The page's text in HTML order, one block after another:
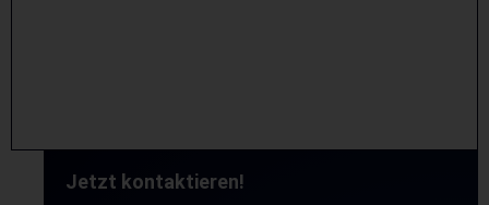
Jetzt kontaktieren!